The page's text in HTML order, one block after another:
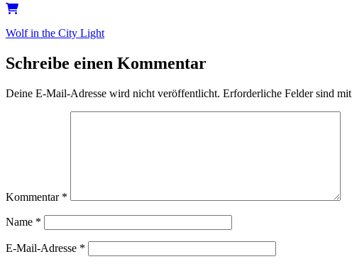
Wolf in the City Light
Schreibe einen Kommentar
Deine E-Mail-Adresse wird nicht veröffentlicht. Erforderliche Felder sind mit
Kommentar *
Name *
E-Mail-Adresse *